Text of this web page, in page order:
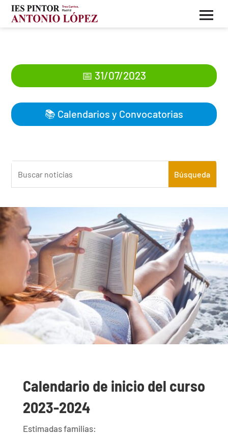
📅 31/07/2023
📚 Calendarios y Convocatorias
Calendario de inicio del curso
2023-2024
Estimadas familias: